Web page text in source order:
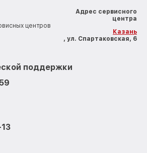
центров
Адрес сервисного
центра
Казань
, ул. Спартаковская, 6
поддержки